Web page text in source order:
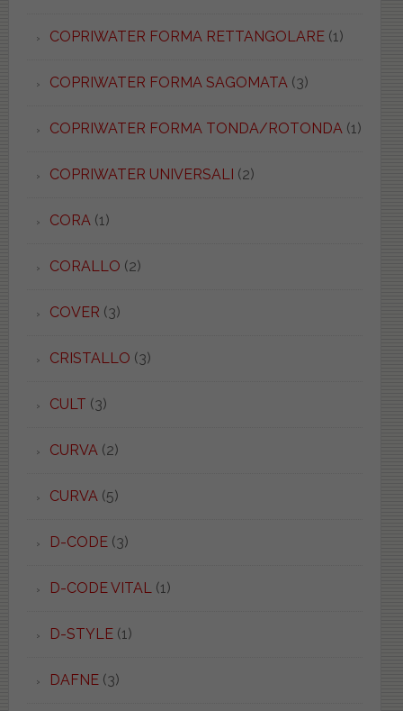
COPRIWATER FORMA RETTANGOLARE(1)
COPRIWATER FORMA SAGOMATA (3)
COPRIWATER FORMA TONDA/ROTONDA (1)
COPRIWATER UNIVERSALI (2)
CORA (1)
CORALLO (2)
COVER (3)
CRISTALLO (3)
CULT (3)
CURVA (2)
CURVA (5)
D-CODE(3)
D-CODE VITAL (1)
D-STYLE(1)
DAFNE(3)